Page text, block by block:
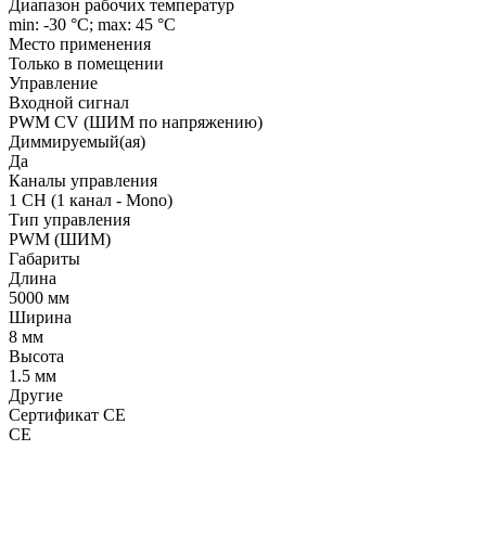
Диапазон рабочих температур
min: -30 °C; max: 45 °C
Место применения
Только в помещении
Управление
Входной сигнал
PWM СV (ШИМ по напряжению)
Диммируемый(ая)
Да
Каналы управления
1 CH (1 канал - Mono)
Тип управления
PWM (ШИМ)
Габариты
Длина
5000 мм
Ширина
8 мм
Высота
1.5 мм
Другие
Сертификат CE
CE